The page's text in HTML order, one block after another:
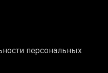
персональных